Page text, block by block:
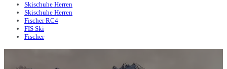
Skischuhe Herren
Skischuhe Herren
Fischer RC4
FIS Ski
Fischer